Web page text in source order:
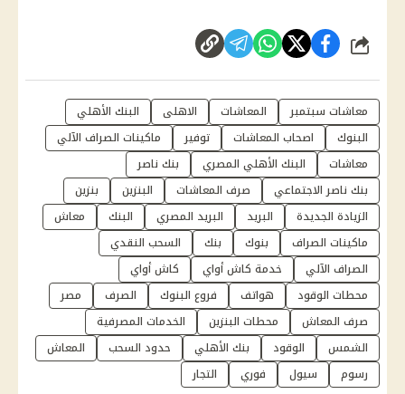
شارك
معاشات سبتمبر المعاشات الاهلى
البنك الأهلي
البنوك
اصحاب المعاشات توفير
ماكينات الصراف الآلي
معاشات
البنك الأهلي المصري
بنك ناصر
بنك ناصر الاجتماعي
صرف المعاشات البنزين
بنزين
الزيادة الجديدة
البريد البريد المصري البنك
معاش
ماكينات الصراف
بنوك بنك
السحب النقدي
الصراف الآلي
خدمة كاش أواي
كاش أواي
محطات الوقود
هواتف فروع البنوك الصرف
مصر
صرف المعاش
محطات البنزين
الخدمات المصرفية
الشمس
الوقود بنك الأهلي حدود السحب
المعاش
رسوم
سيول فوري التجار